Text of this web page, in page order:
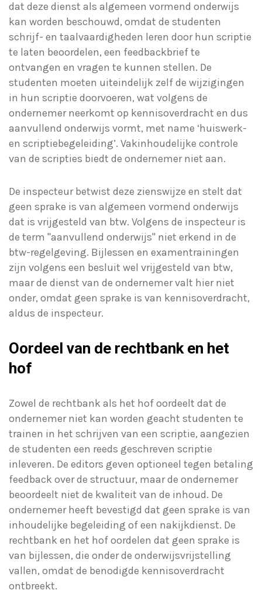
dat deze dienst als algemeen vormend onderwijs
kan worden beschouwd, omdat de studenten
schrijf- en taalvaardigheden leren door hun scriptie
te laten beoordelen, een feedbackbrief te
ontvangen en vragen te kunnen stellen. De
studenten moeten uiteindelijk zelf de wijzigingen
in hun scriptie doorvoeren, wat volgens de
ondernemer neerkomt op kennisoverdracht en dus
aanvullend onderwijs vormt, met name ‘huiswerk-
en scriptiebegeleiding’. Vakinhoudelijke controle
van de scripties biedt de ondernemer niet aan.
De inspecteur betwist deze zienswijze en stelt dat
geen sprake is van algemeen vormend onderwijs
dat is vrijgesteld van btw. Volgens de inspecteur is
de term "aanvullend onderwijs" niet erkend in de
btw-regelgeving. Bijlessen en examentrainingen
zijn volgens een besluit wel vrijgesteld van btw,
maar de dienst van de ondernemer valt hier niet
onder, omdat geen sprake is van kennisoverdracht,
aldus de inspecteur.
Oordeel van de rechtbank en het
hof
Zowel de rechtbank als het hof oordeelt dat de
ondernemer niet kan worden geacht studenten te
trainen in het schrijven van een scriptie, aangezien
de studenten een reeds geschreven scriptie
inleveren. De editors geven optioneel tegen betaling
feedback over de structuur, maar de ondernemer
beoordeelt niet de kwaliteit van de inhoud. De
ondernemer heeft bevestigd dat geen sprake is van
inhoudelijke begeleiding of een nakijkdienst. De
rechtbank en het hof oordelen dat geen sprake is
van bijlessen, die onder de onderwijsvrijstelling
vallen, omdat de benodigde kennisoverdracht
ontbreekt.